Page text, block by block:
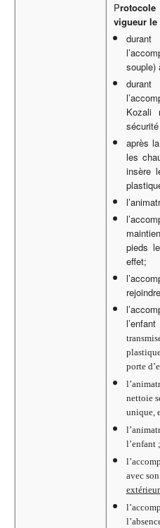
P
vigueur le
souple)
Kozali
après
les
insère
pieds
effet;
l’enfant
porte
nettoie
unique,
l’enfant ;
avec